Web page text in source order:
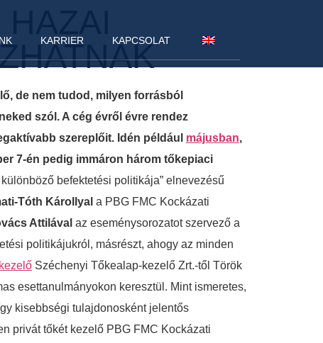
KARRIER KAPCSOLAT
de nem tudod, milyen forrásból
szól. A cég évről évre rendez
szereplőit. Idén például májusban,
7-én pedig immáron három tőkepiaci
befektetési politikája” elnevezésű
Tóth Károllyal a PBG FMC Kockázati
Attilával az eseménysorozatot szervező a
politikájukról, másrészt, ahogy az minden
Széchenyi Tőkealap-kezelő Zrt.-től Török
esettanulmányokon keresztül. Mint ismeretes,
kisebbségi tulajdonosként jelentős
privát tőkét kezelő PBG FMC Kockázati